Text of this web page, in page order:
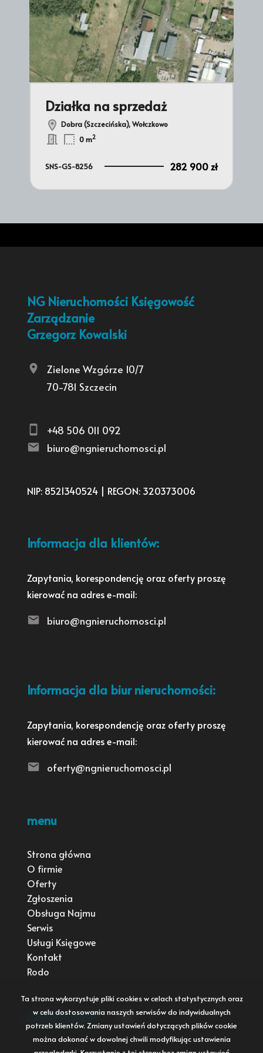
Działka na sprzedaż
Dobra (Szczecińska), Wołczkowo
0 m2
SNS-GS-8256 282 900 zł
NG Nieruchomości Księgowość
Zarządzanie
Grzegorz Kowalski
Zielone Wzgórze 10/7
70-781 Szczecin
+48 506 011 092
biuro@ngnieruchomosci.pl
NIP: 8521340524 | REGON: 320373006
Informacja dla klientów:
Zapytania, korespondencję oraz oferty proszę
kierować na adres e-mail:
biuro@ngnieruchomosci.pl
Informacja dla biur nieruchomości:
Zapytania, korespondencję oraz oferty proszę
kierować na adres e-mail:
oferty@ngnieruchomosci.pl
menu
Strona główna
O firmie
Oferty
Zgłoszenia
Obsługa Najmu
Serwis
Usługi Księgowe
Kontakt
Rodo
social media Facebook
Ta strona wykorzystuje pliki cookies w celach statystycznych oraz
w celu dostosowania naszych serwisów do indywidualnych
potrzeb klientów. Zmiany ustawień dotyczących plików cookie
można dokonać w dowolnej chwili modyfikując ustawienia